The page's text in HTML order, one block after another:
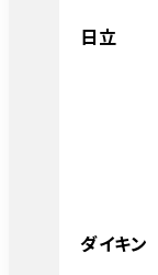
日立
ダイキン